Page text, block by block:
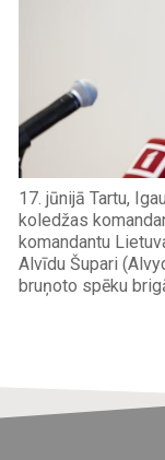
17. jūnijā Tartu,
koledžas
komandantu
Alvīdu Šupari
bruņoto spēku